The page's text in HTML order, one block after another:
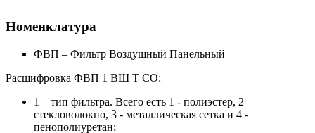
Номенклатура
ФВП – Фильтр Воздушный Панельный
Расшифровка ФВП 1 ВШ Т СО:
1 – тип фильтра. Всего есть 1 - полиэстер, 2 –
стекловолокно, 3 - металлическая сетка и 4 -
пенополиуретан;